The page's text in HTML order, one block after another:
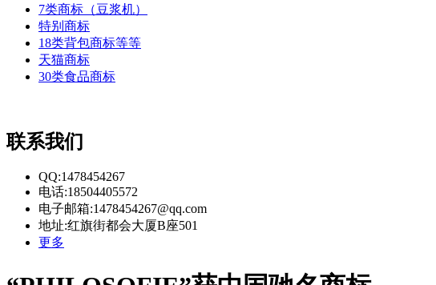
7类商标（豆浆机）
特别商标
18类背包商标等等
天猫商标
30类食品商标
联系我们
QQ:1478454267
电话:18504405572
电子邮箱:1478454267@qq.com
地址:红旗街都会大厦B座501
更多